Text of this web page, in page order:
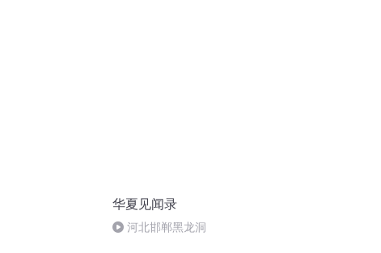
华夏见闻录
河北邯郸黑龙洞